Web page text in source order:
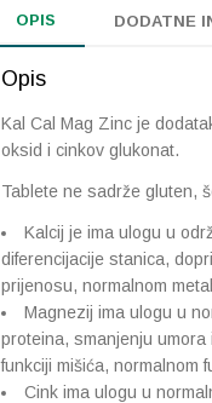
OPIS DODATNE
Opis
Kal Cal Mag Zinc je
oksid i cinkov glukonat.
Tablete ne sadrže gluten,
Kalcij je ima ulogu u
diferencijacije stanica,
prijenosu, normalnom
Magnezij ima ulogu u
proteina, smanjenju
funkciji mišića, normalnom
Cink ima ulogu u